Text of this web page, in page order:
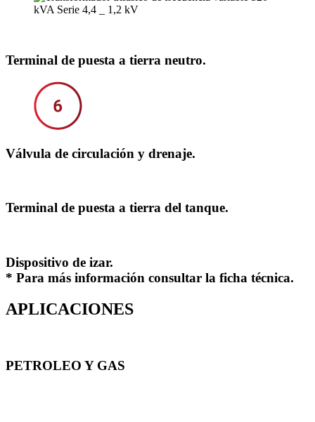
Terminal de puesta a tierra neutro.
Válvula de circulación y drenaje.
Terminal de puesta a tierra del tanque.
Dispositivo de izar.
* Para más información consultar la ficha técnica.
APLICACIONES
PETROLEO Y GAS